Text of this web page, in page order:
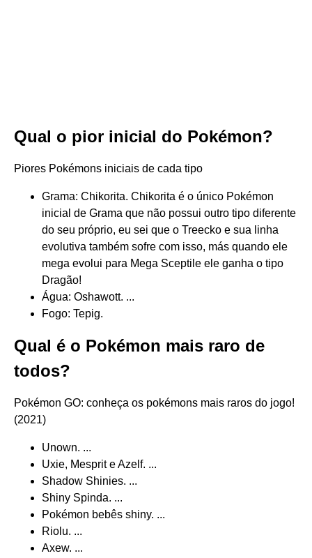
Qual o pior inicial do Pokémon?
Piores Pokémons iniciais de cada tipo
Grama: Chikorita. Chikorita é o único Pokémon
inicial de Grama que não possui outro tipo diferente
do seu próprio, eu sei que o Treecko e sua linha
evolutiva também sofre com isso, más quando ele
mega evolui para Mega Sceptile ele ganha o tipo
Dragão!
Água: Oshawott. ...
Fogo: Tepig.
Qual é o Pokémon mais raro de
todos?
Pokémon GO: conheça os pokémons mais raros do jogo!
(2021)
Unown. ...
Uxie, Mesprit e Azelf. ...
Shadow Shinies. ...
Shiny Spinda. ...
Pokémon bebês shiny. ...
Riolu. ...
Axew. ...